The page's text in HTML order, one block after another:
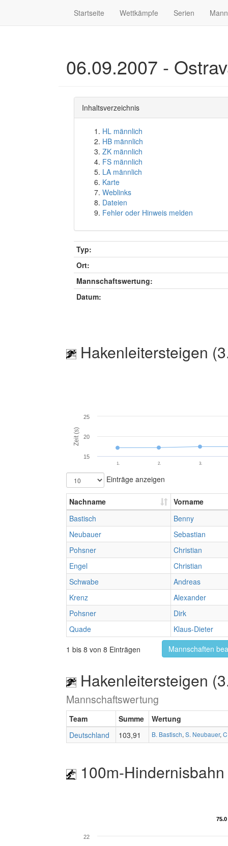
Startseite Wettkämpfe Serien
06.09.2007 -
Inhaltsverzeichnis
HL männlich
HB männlich
ZK männlich
FS männlich
LA männlich
Karte
Weblinks
Dateien
Fehler oder Hinweis melden
Typ:
Ort:
Mannschaftswertung:
Datum:
Hakenleitersteigen
Zeit (s)
1. 2. 3.
15
20
25
Einträge anzeigen
Nachname
Vorname
Bastisch
Benny
Neubauer
Sebastian
Pohsner
Christian
Engel
Christian
Schwabe
Andreas
Krenz
Alexander
Pohsner
Dirk
Quade
Klaus-Dieter
1 bis 8 von 8 Einträgen
Mannschaften
Hakenleitersteigen
Mannschaftswertung
Team Summe
Wertung
Deutschland
103,91 B. Bastisch, S. Neubauer,
100m-
75.0
75.0
22